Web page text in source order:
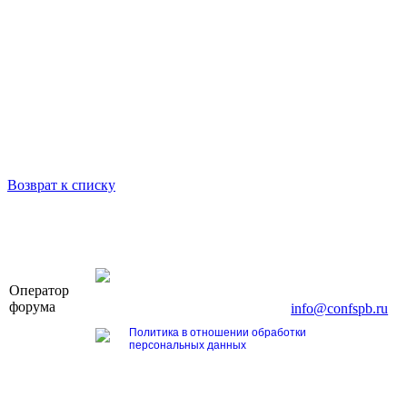
Возврат к списку
Оператор
форума
Тел. +7 (812) 327-93-70, E-mail:info@confspb.ru
Политика в отношении обработки
персональных данных